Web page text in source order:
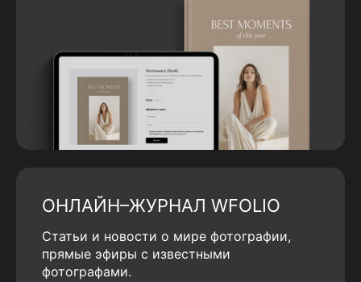
ОНЛАЙН–ЖУРНАЛ WFOLIO
Статьи и новости о мире фотографии,
прямые эфиры с известными
фотографами.